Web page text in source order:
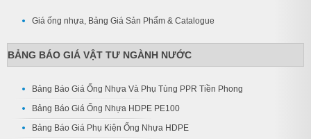
Giá ống nhựa, Bảng Giá Sản Phẩm & Catalogue
BẢNG BÁO GIÁ VẬT TƯ NGÀNH NƯỚC
Bảng Báo Giá Ống Nhựa Và Phụ Tùng PPR Tiền Phong
Bảng Báo Giá Ống Nhựa HDPE PE100
Bảng Báo Giá Phụ Kiện Ống Nhựa HDPE